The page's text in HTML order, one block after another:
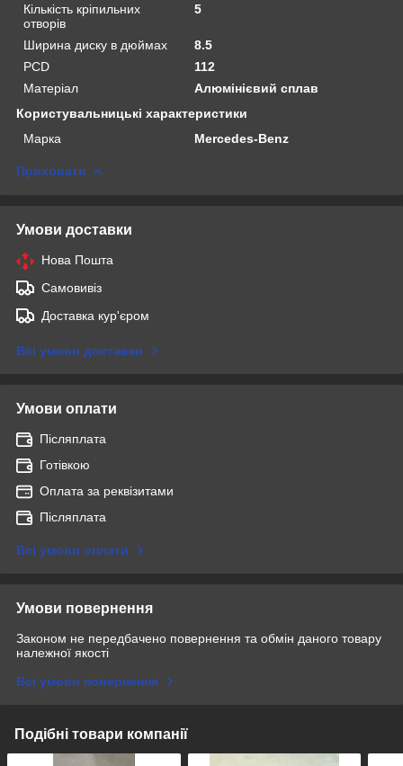
Кількість кріпильних
отворів
5
Ширина диску в дюймах
8.5
PCD
112
Матеріал
Алюмінієвий сплав
Користувальницькі характеристики
Марка
Mercedes-Benz
Приховати
Умови доставки
Нова Пошта
Самовивіз
Доставка кур'єром
Всі умови доставки
Умови оплати
Післяплата
Готівкою
Оплата за реквізитами
Післяплата
Всі умови оплати
Умови повернення
Законом не передбачено повернення та обмін даного товару
належної якості
Всі умови повернення
Подібні товари компанії